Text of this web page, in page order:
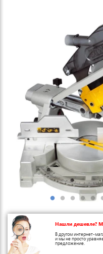
Нашли дешевле?
В другом интернет-
и мы не просто
предложение.